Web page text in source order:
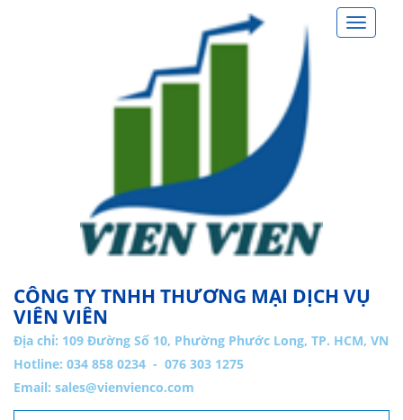
Toggle
CÔNG TY TNHH THƯƠNG MẠI DỊCH VỤ
VIÊN VIÊN
Địa chỉ: 109 Đường Số 10, Phường Phước Long, TP. HCM, VN
Hotline: 034 858 0234 - 076 303 1275
Email: sales@vienvienco.com